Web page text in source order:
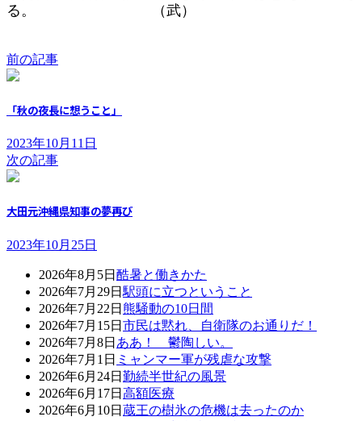
る。 （武）
前の記事
「秋の夜長に想うこと」
2023年10月11日
次の記事
大田元沖縄県知事の夢再び
2023年10月25日
2026年8月5日 酷暑と働きかた
2026年7月29日 駅頭に立つということ
2026年7月22日 熊騒動の10日間
2026年7月15日 市民は黙れ、自衛隊のお通りだ！
2026年7月8日 ああ！ 鬱陶しい。
2026年7月1日 ミャンマー軍が残虐な攻撃
2026年6月24日 勤続半世紀の風景
2026年6月17日 高額医療
2026年6月10日 蔵王の樹氷の危機は去ったのか